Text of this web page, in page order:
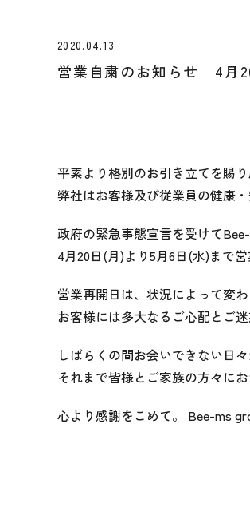
2020.04.13
営業自粛のお知らせ 4月
平素より格別のお引き立てを賜
弊社はお客様及び従業員の健康
政府の緊急事態宣言を受けて
4月20日(月)より5月6日(水)まで
営業再開日は、状況によって変
お客様には多大なるご心配とご
しばらくの間お会いできない日
それまで皆様とご家族の方々に
心より感謝をこめて。 Bee-ms